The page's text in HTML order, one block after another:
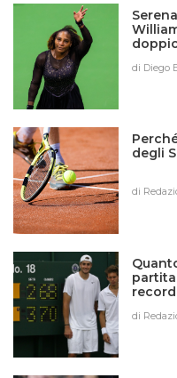
di Diego
degli
di
record
di